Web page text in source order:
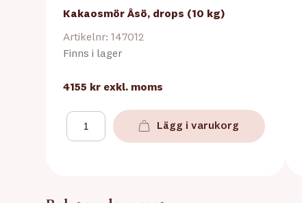
Kakaosmör Åsö, drops (10 kg)
Artikelnr: 147012
Finns i lager
4155 kr exkl. moms
Lägg i varukorg